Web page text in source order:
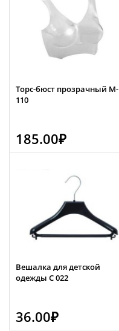
Торс-бюст прозрачный М-
110
185.00₽
Вешалка для детской
одежды С 022
36.00₽